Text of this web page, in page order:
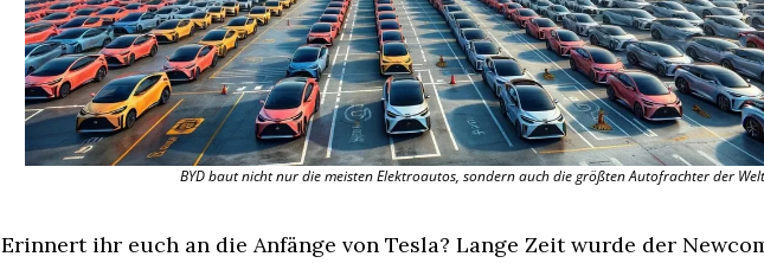
BYD baut nicht nur die meisten Elektroautos, sondern auch die größten Autofrachter der
Erinnert ihr euch an die Anfänge von Tesla? Lange Zeit wurde der